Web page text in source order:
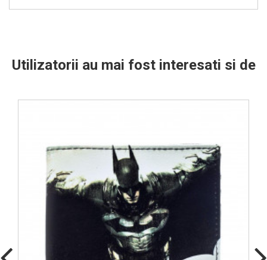
Utilizatorii au mai fost interesati si de